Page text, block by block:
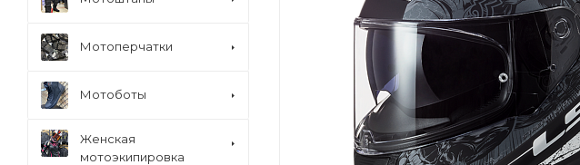
Мотоперчатки
Мотоботы
Женская
мотоэкипировка